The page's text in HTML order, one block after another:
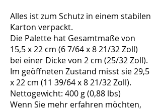
Alles ist zum Schutz in einem stabilen
Karton verpackt.
Die Palette hat Gesamtmaße von
15,5 x 22 cm (6 7/64 x 8 21/32 Zoll)
bei einer Dicke von 2 cm (25/32 Zoll).
Im geöffneten Zustand misst sie 29,5
x 22 cm (11 39/64 x 8 21/32 Zoll).
Nettogewicht: 400 g (0,88 lbs)
Wenn Sie mehr erfahren möchten,